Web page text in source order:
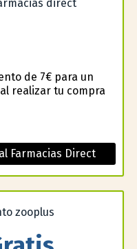
de 7€ para un
realizar tu compra
Farmacias Direct